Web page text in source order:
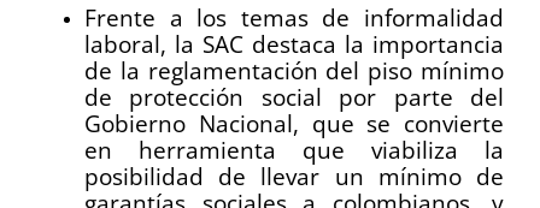
Frente a los temas de informalidad
laboral, la SAC destaca la importancia
de la reglamentación del piso mínimo
de protección social por parte del
Gobierno Nacional, que se convierte
en herramienta que viabiliza la
posibilidad de llevar un mínimo de